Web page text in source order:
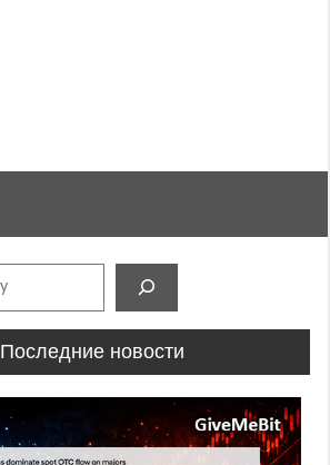
Последние новости